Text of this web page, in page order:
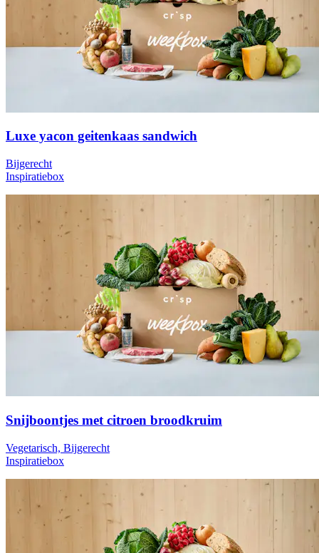
Luxe yacon geitenkaas sandwich
Bijgerecht
Inspiratiebox
Snijboontjes met citroen broodkruim
Vegetarisch, Bijgerecht
Inspiratiebox